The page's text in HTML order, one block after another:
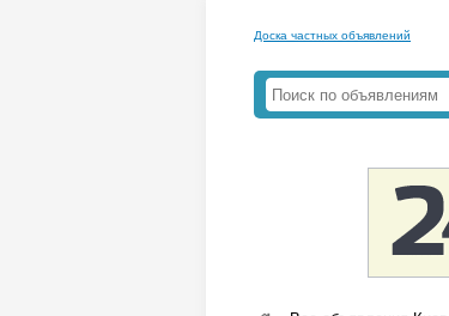
Доска частных объявлений